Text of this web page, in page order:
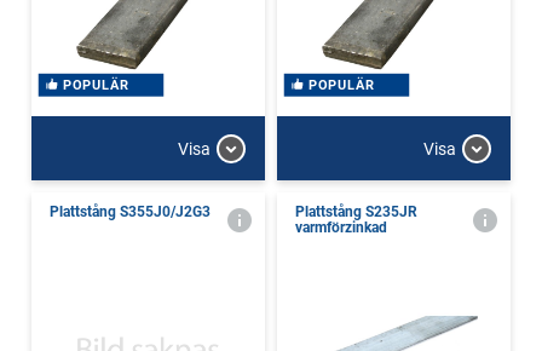
POPULÄR
Visa
POPULÄR
Visa
Plattstång S355J0/J2G3
Plattstång S235JR
varmförzinkad